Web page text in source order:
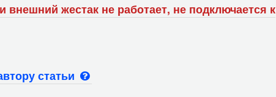
внешний жестак не работает, не подключается к
статьи